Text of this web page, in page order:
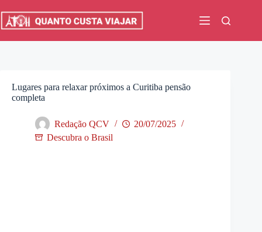
para
Lugares para relaxar próximos a Curitiba pensão
completa
Redação QCV
20/07/2025
Descubra o Brasil